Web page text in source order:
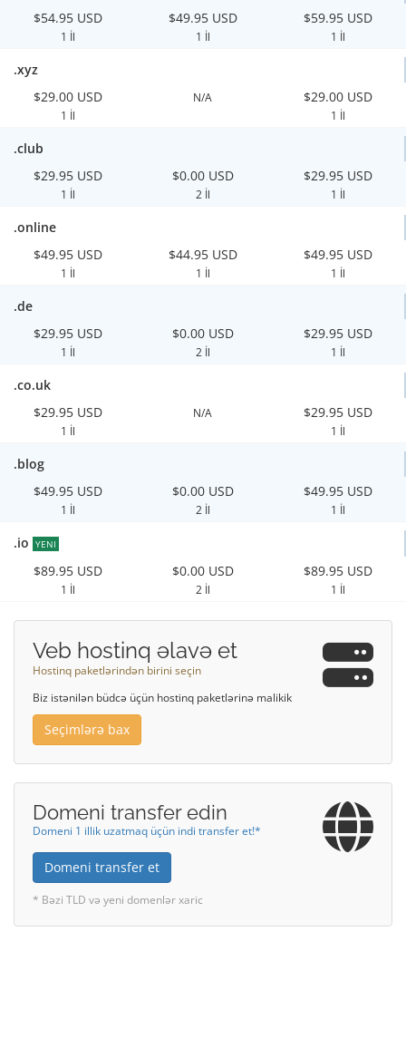
$54.95 USD
1 İl
$49.95 USD
1 İl
$59.95 USD
1 İl
.xyz
$29.00 USD
1 İl
N/A $29.00 USD
1 İl
.club
$29.95 USD
1 İl
$0.00 USD
2 İl
$29.95 USD
1 İl
.online
$49.95 USD
1 İl
$44.95 USD
1 İl
$49.95 USD
1 İl
.de
$29.95 USD
1 İl
$0.00 USD
2 İl
$29.95 USD
1 İl
.co.uk
$29.95 USD
1 İl
N/A $29.95 USD
1 İl
.blog
$49.95 USD
1 İl
$0.00 USD
2 İl
$49.95 USD
1 İl
.io YENI
$89.95 USD
1 İl
$0.00 USD
2 İl
$89.95 USD
1 İl
Veb hostinq əlavə et
Hostinq paketlərindən birini seçin
Biz istənilən büdcə üçün hostinq paketlərinə malikik
Seçimlərə bax
Domeni transfer edin
Domeni 1 illik uzatmaq üçün indi transfer et!*
Domeni transfer et
* Bəzi TLD və yeni domenlər xaric